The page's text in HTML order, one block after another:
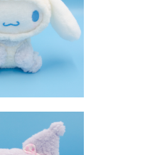
桂狗小吊饰